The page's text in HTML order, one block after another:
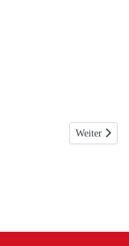
Nächster
Weiter